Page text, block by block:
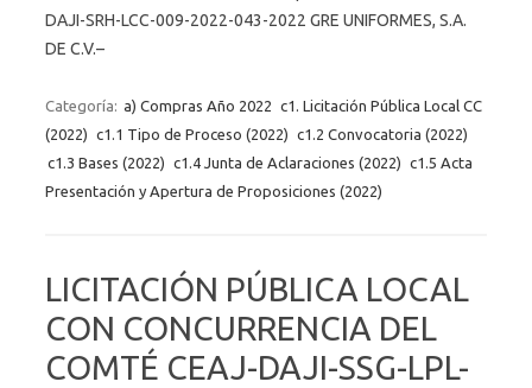
DAJI-SRH-LCC-009-2022-043-2022 GRE UNIFORMES, S.A.
DE C.V.–
Categoría: a) Compras Año 2022 c1. Licitación Pública Local CC
(2022) c1.1 Tipo de Proceso (2022) c1.2 Convocatoria (2022)
c1.3 Bases (2022) c1.4 Junta de Aclaraciones (2022) c1.5 Acta
Presentación y Apertura de Proposiciones (2022)
LICITACIÓN PÚBLICA LOCAL
CON CONCURRENCIA DEL
COMTÉ CEAJ-DAJI-SSG-LPL-